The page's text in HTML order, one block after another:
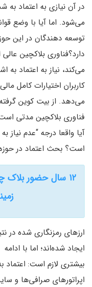
در آن نیازی به اعتماد
می‌شود. اما آیا با وضع
توسعه دهندگان در این
دارد؟فناوری بلاکچین
می‌کند، نیاز به اعتماد
کاربران اختیارات کامل
فناوری بلاکچین مدتی
آیا واقعا درجه “عدم نیاز
است؟ بحث اعتماد در
۱۲ سال حضور
ارزهای رمزنگاری شده در
ایجاد شده‌اند؛ اما با
بیشتری لازم است: اعتماد
اپراتورهای صرافی‌ها و